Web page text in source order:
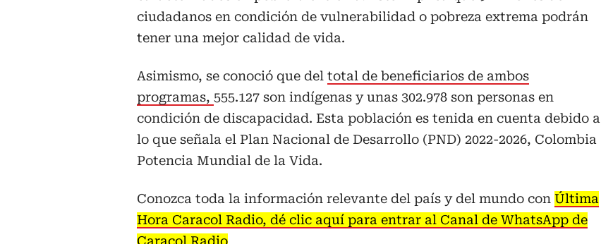
ciudadanos en condición de vulnerabilidad o pobreza extrema podrán
tener una mejor calidad de vida.
Asimismo, se conoció que del total de beneficiarios de ambos
programas, 555.127 son indígenas y unas 302.978 son personas en
condición de discapacidad. Esta población es tenida en cuenta debido a
lo que señala el Plan Nacional de Desarrollo (PND) 2022-2026, Colombia
Potencia Mundial de la Vida.
Conozca toda la información relevante del país y del mundo con Última
Hora Caracol Radio, dé clic aquí para entrar al Canal de WhatsApp de
Caracol Radio